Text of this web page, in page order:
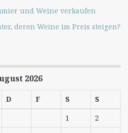
und Weine verkaufen
deren Weine im Preis steigen?
2026
D F S
S
1
2